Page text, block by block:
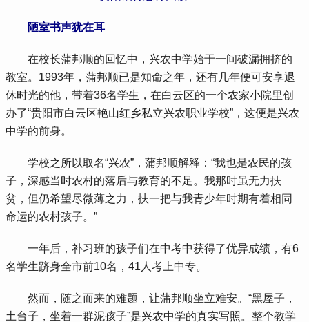
陋室书声犹在耳
在校长蒲邦顺的回忆中，兴农中学始于一间破漏拥挤的
教室。1993年，蒲邦顺已是知命之年，还有几年便可安享退
休时光的他，带着36名学生，在白云区的一个农家小院里创
办了“贵阳市白云区艳山红乡私立兴农职业学校”，这便是兴农
中学的前身。
学校之所以取名“兴农”，蒲邦顺解释：“我也是农民的孩
子，深感当时农村的落后与教育的不足。我那时虽无力扶
贫，但仍希望尽微薄之力，扶一把与我青少年时期有着相同
命运的农村孩子。”
一年后，补习班的孩子们在中考中获得了优异成绩，有6
名学生跻身全市前10名，41人考上中专。
然而，随之而来的难题，让蒲邦顺坐立难安。“黑屋子，
土台子，坐着一群泥孩子”是兴农中学的真实写照。整个教学